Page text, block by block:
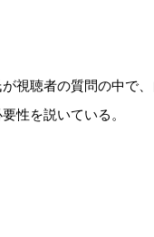
視聴者の質問の中で
性を説いている。